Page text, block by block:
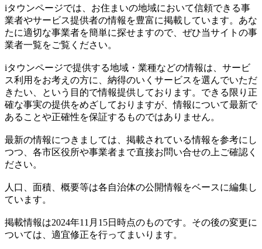
iタウンページでは、お住まいの地域において信頼できる事
業者やサービス提供者の情報を豊富に掲載しています。あな
たに適切な事業者を簡単に探せますので、ぜひ当サイトの事
業者一覧をご覧ください。
iタウンページで提供する地域・業種などの情報は、サービ
ス利用をお考えの方に、納得のいくサービスを選んでいただ
きたい、という目的で情報提供しております。できる限り正
確な事実の提供をめざしておりますが、情報について最新で
あることや正確性を保証するものではありません。
最新の情報につきましては、掲載されている情報を参考にし
つつ、各市区役所や事業者まで直接お問い合せの上ご確認く
ださい。
人口、面積、概要等は各自治体の公開情報をベースに編集し
ています。
掲載情報は2024年11月15日時点のものです。その後の変更に
ついては、適宜修正を行ってまいります。